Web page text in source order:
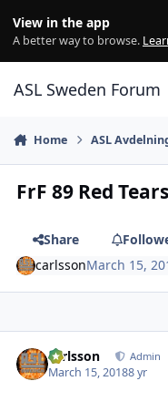
View in the app
A better way to browse.
ASL Sweden Forum
Home ASL
FrF 89 Red
Share
carlssonMarch 15,
carlsson Admin
March 15, 20188 yr